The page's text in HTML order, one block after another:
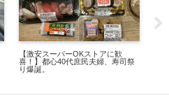
【激安スーパーOKストアに歓
喜！】都心40代庶民夫婦、寿司祭
り爆誕。